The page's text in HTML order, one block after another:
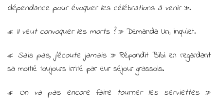
dépendance pour évoquer les célébrations à venir».
« Il veut convoquer les morts ?» Demanda Un, inquiet.
« Sais pas, j’écoute jamais » Répondit Bibi en regardant
sa moitié toujours irrité par leur séjour grassois.
« On va pas encore faire tourner les serviettes »